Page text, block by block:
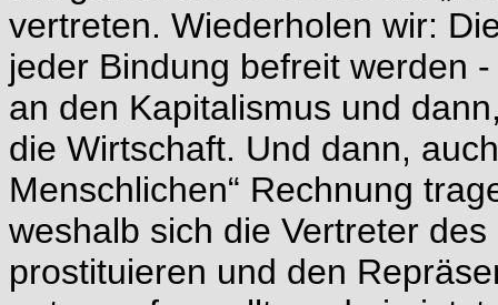
vertreten. Wiederholen wir:
jeder Bindung befreit werden
an den Kapitalismus und
die Wirtschaft. Und dann,
Menschlichen“ Rechnung
weshalb sich die Vertreter
prostituieren und den